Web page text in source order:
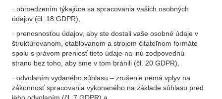
· obmedzením týkajúce sa spracovania vašich osobných
údajov (čl. 18 GDPR),
· prenosnosťou údajov, aby ste dostali vaše osobné údaje v
štruktúrovanom, etablovanom a strojom čitateľnom formáte
spolu s právom preniesť tieto údaje na inú zodpovednú
stranu bez toho, aby sme v tom bránili (čl. 20 GDPR),
· odvolaním vydaného súhlasu – zrušenie nemá vplyv na
zákonnosť spracovania vykonaného na základe súhlasu pred